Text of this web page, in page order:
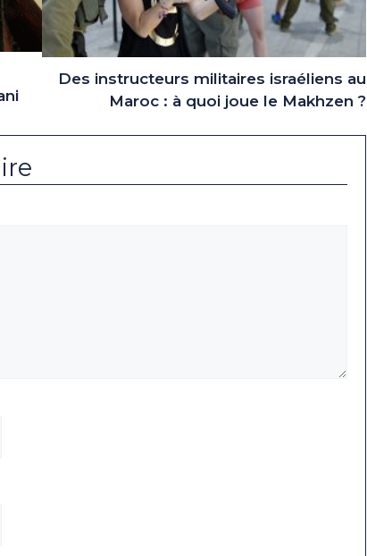
Des instructeurs militaires israéliens au
Maroc : à quoi joue le Makhzen ?